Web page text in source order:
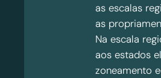
as escalas
as
Na escala
aos estados
zoneamento